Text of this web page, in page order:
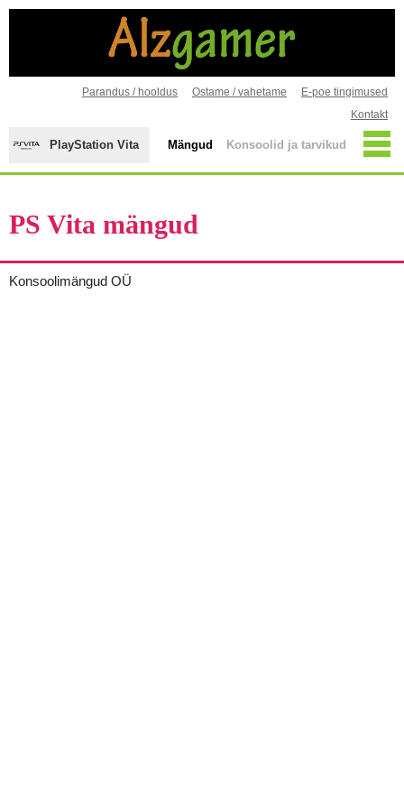
Parandus / hooldus Ostame / vahetame
E-poe tingimused
Kontakt
PlayStation Vita Mängud Konsoolid ja tarvikud
PS Vita mängud
Konsoolimängud OÜ